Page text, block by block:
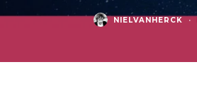
NIELVANHERCK ·